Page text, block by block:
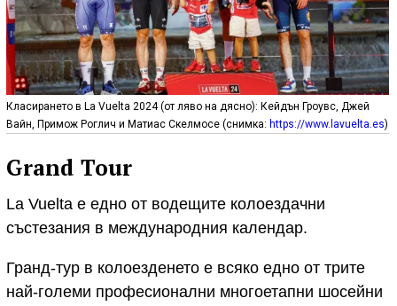
Класирането в La Vuelta 2024 (от ляво на дясно): Кейдън Гроувс, Джей
Вайн, Примож Роглич и Матиас Скелмосе (снимка: https://www.lavuelta.es)
Grand Tour
La Vuelta е едно от водещите колоездачни
състезания в международния календар.
Гранд-тур в колоезденето е всяко едно от трите
най-големи професионални многоетапни шосейни